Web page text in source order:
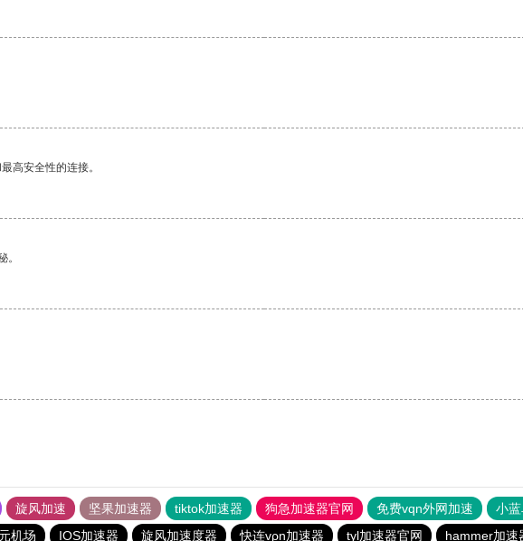
高安全性的连接。
。
旋风加速 坚果加速器 tiktok加速器 狗急加速器官网 免费vqn外网加速 小
机场 IOS加速器 旋风加速度器 快连vρn加速器 tyl加速器官网 hammer加速